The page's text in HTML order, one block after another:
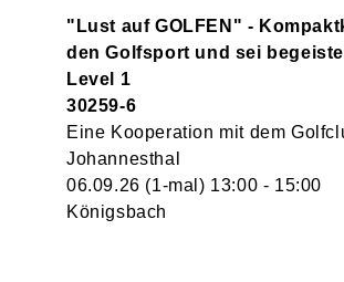
"Lust auf GOLFEN" -
den Golfsport und sei
Level 1
30259-6
Eine Kooperation mit dem
Johannesthal
06.09.26 (1-mal) 13:00 - 15:00
Königsbach